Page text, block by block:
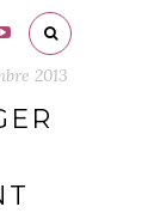
2013